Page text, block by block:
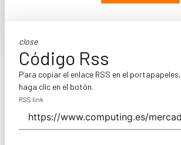
close
Código Rss
Para copiar el enlace RSS en el portapapeles,
haga clic en el botón.
RSS link